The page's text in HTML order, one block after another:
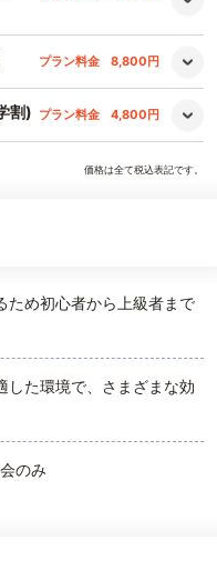
プラン料金 8,800円
割) プラン料金 4,800円
価格は全て税込表記です。
ため初心者から上級者まで
した環境で、さまざまな効
のみ